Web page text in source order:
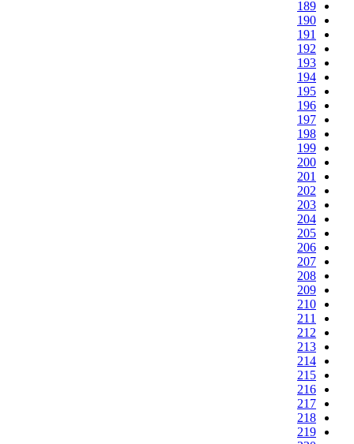
189
190
191
192
193
194
195
196
197
198
199
200
201
202
203
204
205
206
207
208
209
210
211
212
213
214
215
216
217
218
219